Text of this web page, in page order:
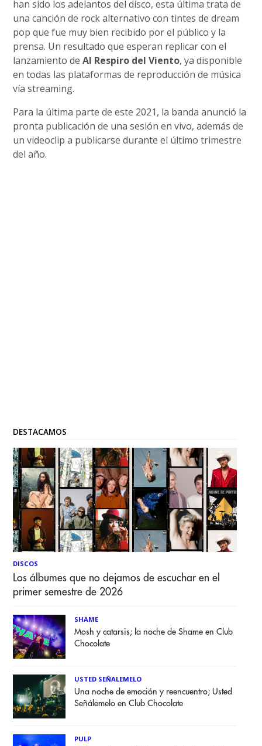
han sido los adelantos del disco, esta última trata de
una canción de rock alternativo con tintes de dream
pop que fue muy bien recibido por el público y la
prensa. Un resultado que esperan replicar con el
lanzamiento deAl Respiro del Viento, ya disponible
en todas las plataformas de reproducción de música
vía streaming.
Para la última parte de este 2021, la banda anunció la
pronta publicación de una sesión en vivo, además de
un videoclip a publicarse durante el último trimestre
del año.
DESTACAMOS
DISCOS
Los álbumes que no dejamos de escuchar en el
primer semestre de 2026
SHAME
Mosh y catarsis; la noche de Shame en Club
Chocolate
USTED SEÑALEMELO
Una noche de emoción y reencuentro; Usted
Señálemelo en Club Chocolate
PULP